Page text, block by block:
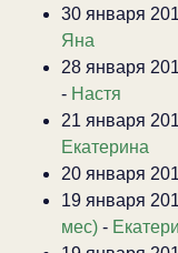
30 января
Яна
28 января
- Настя
21 января
Екатерина
20 января
19 января
мес) -